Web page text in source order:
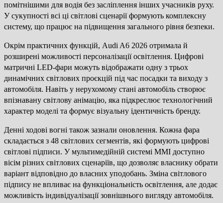
помітнішими для водія без засліплення інших учасників руху.
У сукупності всі ці світлові сценарії формують комплексну
систему, що працює на підвищення загального рівня безпеки.
Окрім практичних функцій, Audi A6 2026 отримала й
розширені можливості персоналізації освітлення. Цифрові
матричні LED-фари можуть відображати одну з трьох
динамічних світлових проєкцій під час посадки та виходу з
автомобіля. Навіть у нерухомому стані автомобіль створює
впізнавану світлову анімацію, яка підкреслює технологічний
характер моделі та формує візуальну ідентичність бренду.
Денні ходові вогні також зазнали оновлення. Кожна фара
складається з 48 світлових сегментів, які формують цифрові
світлові підписи. У мультимедійній системі MMI доступно
вісім різних світлових сценаріїв, що дозволяє власнику обрати
варіант відповідно до власних уподобань. Зміна світлового
підпису не впливає на функціональність освітлення, але додає
можливість індивідуалізації зовнішнього вигляду автомобіля.